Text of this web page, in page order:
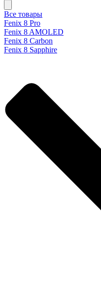
Все товары
Fenix 8 Pro
Fenix 8 AMOLED
Fenix 8 Carbon
Fenix 8 Sapphire